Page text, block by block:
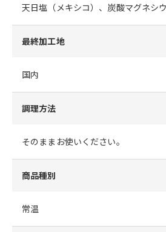
天日塩（メキシコ）、炭酸マグネシ
最終加工地
国内
調理方法
そのままお使いください。
商品種別
常温